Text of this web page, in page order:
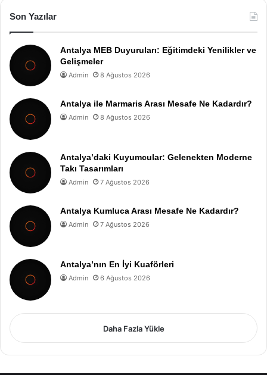
Son Yazılar
Antalya MEB Duyuruları: Eğitimdeki Yenilikler ve
Gelişmeler
Admin 8 Ağustos 2026
Antalya ile Marmaris Arası Mesafe Ne Kadardır?
Admin 8 Ağustos 2026
Antalya’daki Kuyumcular: Gelenekten Moderne
Takı Tasarımları
Admin 7 Ağustos 2026
Antalya Kumluca Arası Mesafe Ne Kadardır?
Admin 7 Ağustos 2026
Antalya’nın En İyi Kuaförleri
Admin 6 Ağustos 2026
Daha Fazla Yükle